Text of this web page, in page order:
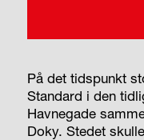
På det tidspunkt
Standard i den
Havnegade
Doky. Stedet